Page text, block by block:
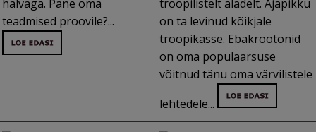
halvaga. Pane oma
teadmised proovile?...
troopilistelt aladelt. Ajapikku
on ta levinud kõikjale
troopikasse. Ebakrootonid
on oma populaarsuse
võitnud tänu oma värvilistele
lehtedele...